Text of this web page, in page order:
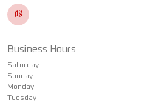
Business Hours
Saturday
Sunday
Monday
Tuesday